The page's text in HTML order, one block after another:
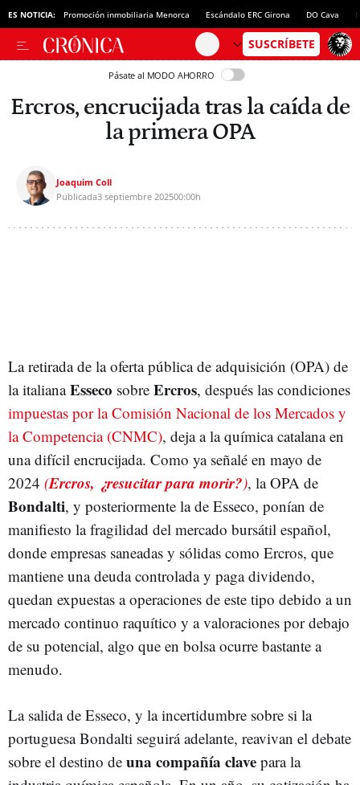
ES NOTICIA: Promoción inmobiliaria Menorca Escándalo ERC Girona DO Cava
Pásate al MODO AHORRO
Ercros, encrucijada tras la caída de
la primera OPA
Joaquim Coll
Publicada3 septiembre 202500:00h
La retirada de la oferta pública de adquisición (OPA) de
la italianaEsseco sobre Ercros, después las condiciones
impuestas por la Comisión Nacional de los Mercados y
la Competencia (CNMC), deja a la química catalana en
una difícil encrucijada. Como ya señalé en mayo de
2024 (Ercros, ¿resucitar para morir?), la OPA de
Bondalti, y posteriormente la de Esseco, ponían de
manifiesto la fragilidad del mercado bursátil español,
donde empresas saneadas y sólidas como Ercros, que
mantiene una deuda controlada y paga dividendo,
quedan expuestas a operaciones de este tipo debido a un
mercado continuo raquítico y a valoraciones por debajo
de su potencial, algo que en bolsa ocurre bastante a
menudo.
La salida de Esseco, y la incertidumbre sobre si la
portuguesa Bondalti seguirá adelante, reavivan el debate
sobre el destino de una compañía clave para la